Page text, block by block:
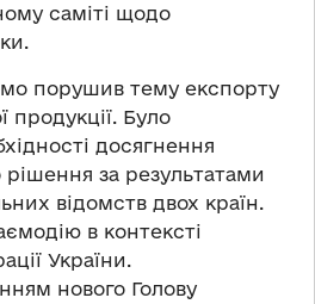
саміті щодо
порушив тему експорту
продукції. Було
досягнення
за результатами
відомств двох країн.
в контексті
України.
нового Голову